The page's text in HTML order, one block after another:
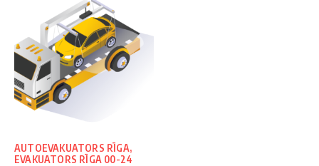
AUTOEVAKUATORS RĪGA,
EVAKUATORS RĪGA 00-24